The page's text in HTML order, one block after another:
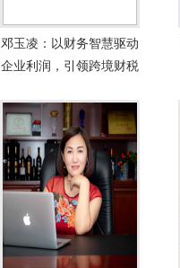
邓玉凌：以财务智慧驱动
企业利润，引领跨境财税